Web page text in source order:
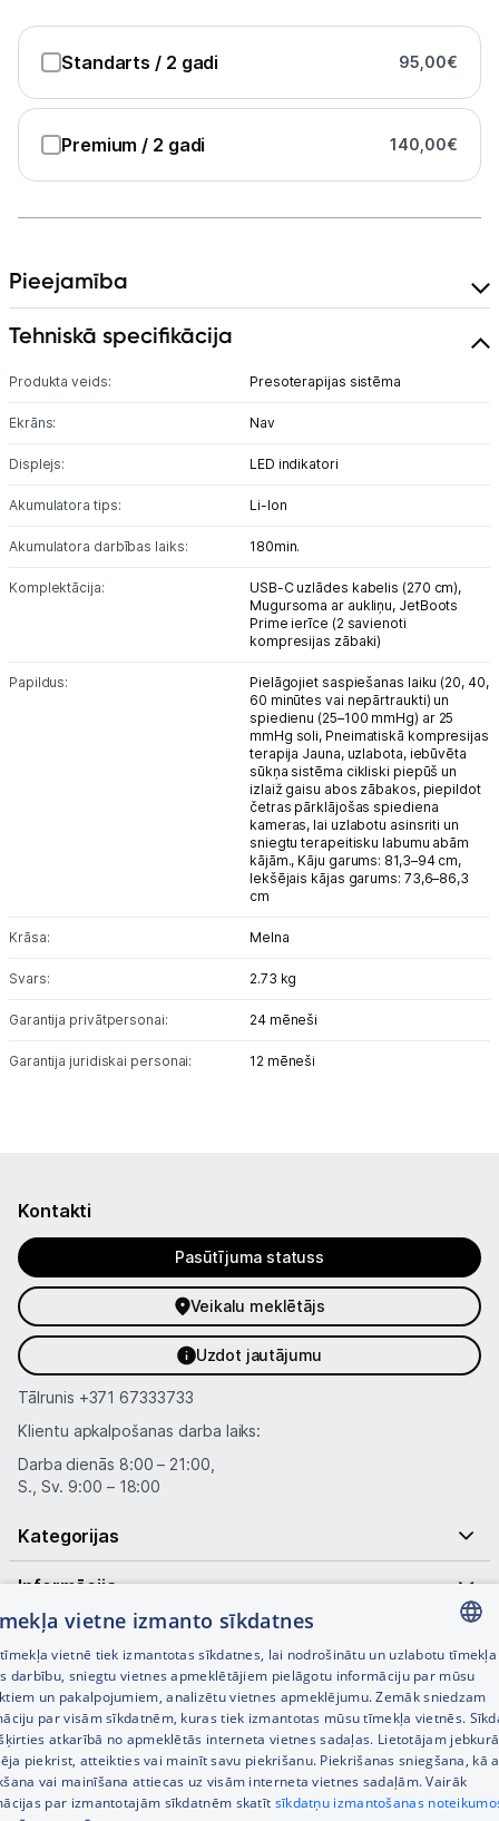
Informācija
Standarts / 2 gadi 95,00€
Premium / 2 gadi 140,00€
Pieejamība
Tehniskā specifikācija
Produkta veids: Presoterapijas sistēma
Ekrāns: Nav
Displejs: LED indikatori
Akumulatora tips: Li-lon
Akumulatora darbības laiks: 180min.
Komplektācija:
USB-C uzlādes kabelis (270 cm),
Mugursoma ar aukliņu, JetBoots
Prime ierīce (2 savienoti
kompresijas zābaki)
Papildus:
Pielāgojiet saspiešanas laiku (20, 40,
60 minūtes vai nepārtraukti) un
spiedienu (25–100 mmHg) ar 25
mmHg soli, Pneimatiskā kompresijas
terapija Jauna, uzlabota, iebūvēta
sūkņa sistēma cikliski piepūš un
izlaiž gaisu abos zābakos, piepildot
četras pārklājošas spiediena
kameras, lai uzlabotu asinsriti un
sniegtu terapeitisku labumu abām
kājām., Kāju garums: 81,3–94 cm,
Iekšējais kājas garums: 73,6–86,3
cm
Krāsa: Melna
Svars: 2.73 kg
Garantija privātpersonai: 24 mēneši
Garantija juridiskai personai: 12 mēneši
Kontakti
Pasūtījuma statuss
Veikalu meklētājs
Uzdot jautājumu
Tālrunis +371 67333733
Klientu apkalpošanas darba laiks:
Darba dienās 8:00 – 21:00,
S., Sv. 9:00 – 18:00
Kategorijas
Informācija
Noderīgas saites
LATVIAN
RUSSIAN
ENGLISH
vietne izmanto sīkdatnes
vietnē tiek izmantotas sīkdatnes, lai nodrošinātu un uzlabotu tīmekļa
darbību, sniegtu vietnes apmeklētājiem pielāgotu informāciju par mūsu
un pakalpojumiem, analizētu vietnes apmeklējumu. Zemāk sniedzam
par visām sīkdatnēm, kuras tiek izmantotas mūsu tīmekļa vietnēs.
atkarībā no apmeklētās interneta vietnes sadaļas. Lietotājam
piekrist, atteikties vai mainīt savu piekrišanu. Piekrišanas sniegšana, kā
vai mainīšana attiecas uz visām interneta vietnes sadaļām. Vairāk
par izmantotajām sīkdatnēm skatīt sīkdatņu izmantošanas